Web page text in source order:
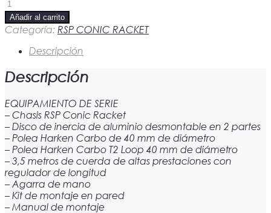
Conic
Racket
cantidad
Añadir al carrito
Categoría: RSP CONIC RACKET
Descripción
Descripción
EQUIPAMIENTO DE SERIE
– Chasis RSP Conic Racket
– Disco de inercia de aluminio desmontable en 2 partes
– Polea Harken Carbo de 40 mm de diámetro
– Polea Harken Carbo T2 Loop 40 mm de diámetro
– 3,5 metros de cuerda de altas prestaciones con
regulador de longitud
– Agarra de mano
– Kit de montaje en pared
– Manual de montaje